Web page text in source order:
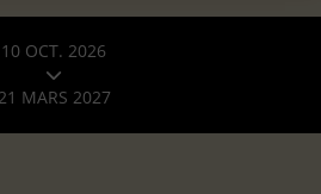
10 OCT. 2026
21 MARS 2027